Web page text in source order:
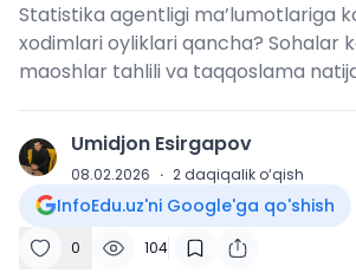
Statistika agentligi ma’lumotlariga
xodimlari oyliklari qancha? Sohalar
maoshlar tahlili va taqqoslama
U Umidjon Esirgapov
08.02.2026 · 2 daqiqalik o‘qish
InfoEdu.uz'ni Google'ga qo'shish
0 104